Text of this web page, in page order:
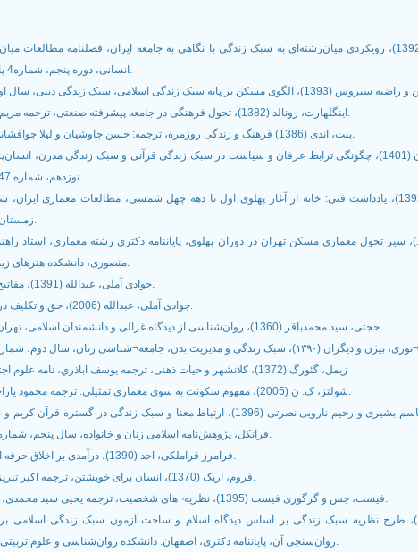
ابراهیم‌آبادی، حسین (1392)، رویکردی میان‌رشته‌ای به سبک زندگی با نگاهی به جامعه ایران، فصلنامه
انسانی، دوره پنجم، شماره4 پاییز، صص 33-53.
اینگلهارت، رونالد (1382)، تحول فرهنگی در جامعه پیشرفته صنعتی، ترجمه مریم وتر، تهران: کویر.
بنت، اندی (1386) فرهنگ و زندگی روزمره، ترجمه: حسن چاوشیان و لیلا جوافشانی، تهران: اختران.
بهزاد، محمد و همکاران (1401)، چگونگی ترابط عرفان و سیاست در سبک زندگی قرآنی و سبک زندگی مدرن،
نوزدهم، شماره 47، صص 223-243.
زمستان، صص 243-229.
جانی‌پور، بهروز (1379)، سیر تحول معماری مسکن تهران در دوران پهلوی، پایاننامه دکتری رشته معماری، استاد
منصوری، دانشکده هنرهای زیبا، دانشگاه تهران.
جوادی آملی، عبدالله (1391)، مفاتیح‌الحیاه، قم: اسرا.
جوادی آملی، عبدالله (2006)، حق و تکلیف در اسلام، قم: اسرا.
حجتی، سید محمدباقر (1360)، روان‌شناسی از دیدگاه غزالی و دانشمندان اسلامی، تهران: فرهنگ اسلامی.
زیمل، گئورگ (1372)، کلانشهر و حیات ذهنی، ترجمه یوسف اباذري، نامه علوم اجتماعی، شماره .3
شولتز، ک. ن (2005)، مفهوم سکونت به سوی معماری تمثیلی. ترجمه محمود یاراحمدی، تهران: آگه.
عجمین، محمد و ابوالقاسم بشیری و رحیم نارویی نصرتی (1396)، ارتباط معنا و سبک زندگی در گستره
فرانکل، پژوهش‌نامه اسلامی زنان و خانواده، سال پنجم، شماره نهم، صص 29-9.
فرامرز قراملکی، احد (1390)، درآمدی بر اخلاق حرفه ای، تهران: سرآمد.
فروم، اریک (1370)، انسان برای خویشتن، ترجمه اکبر تبریزی، تهران: بهجت.
فیست، جس و گرگوری فیست (1395)، نظریه¬های شخصیت، ترجمه یحیی سید محمدی، تهران: نشر روان.
کاویانی، محمد (1388)، طرح نظریه سبک زندگی بر اساس دیدگاه اسلام و ساخت آزمون سبک زندگی
روان‌سنجی آن، پایاننامه دکتری، اصفهان: دانشکده روان‌شناسی و علوم تربیتی دانشگاه اصفهان.